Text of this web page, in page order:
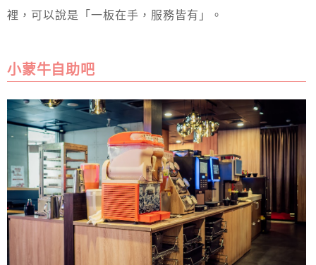
裡，可以說是「一板在手，服務皆有」。
小蒙牛自助吧